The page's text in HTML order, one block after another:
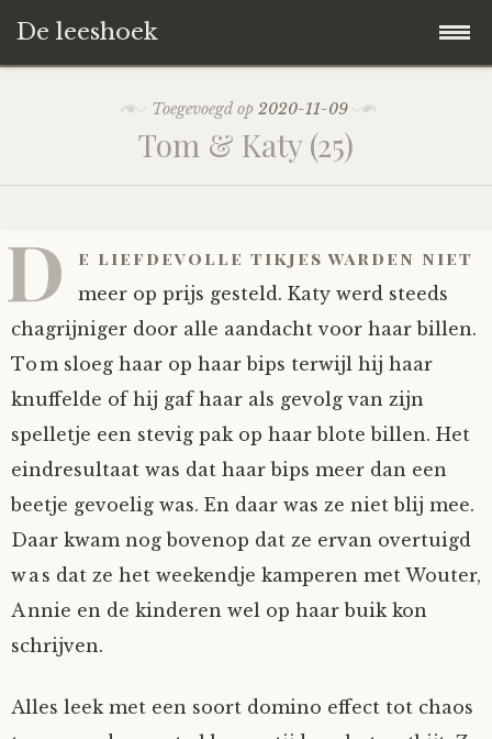
De leeshoek
Wie zijn we?
Het Biechthokje
Nieuw op de site
Woordenboek
De hele kast
Adventskalenders
Alternatieve straffen
Instrumenten
Op ontdekkingsreis
Spelletjes
HD-Archief
Het hele archief
Hoe geef je?
Hoe krijg je?
Instrumenten
Verhalen
Alle verhalen
Verhalen van De Leeshoek
Algae
Ben Hands-on
Bill-A-Cook
Verhalen van de HD-site
Verhalen van Anne en Bill
Anne
Bill
Interactieve verhalen
Polls
Averechts
Mijn Account
Toegevoegd op 2020-11-09
Tom & Katy (25)
D e liefdevolle tikjes warden niet
meer op prijs gesteld. Katy werd steeds
chagrijniger door alle aandacht voor haar billen.
Tom sloeg haar op haar bips terwijl hij haar
knuffelde of hij gaf haar als gevolg van zijn
spelletje een stevig pak op haar blote billen. Het
eindresultaat was dat haar bips meer dan een
beetje gevoelig was. En daar was ze niet blij mee.
Daar kwam nog bovenop dat ze ervan overtuigd
was dat ze het weekendje kamperen met Wouter,
Annie en de kinderen wel op haar buik kon
schrijven.
Alles leek met een soort domino effect tot chaos